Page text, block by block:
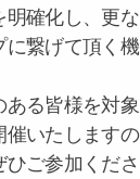
明確化し、更な
に繋げて頂く機
ある皆様を対象
催いたしますの
ご参加くださ